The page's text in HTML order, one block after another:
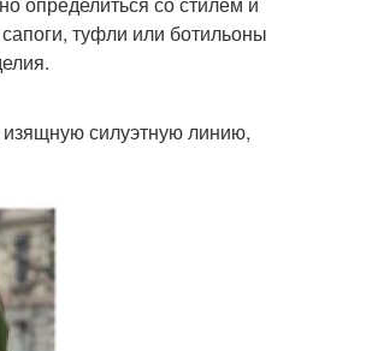
туфли или ботильоны
изящную силуэтную линию,